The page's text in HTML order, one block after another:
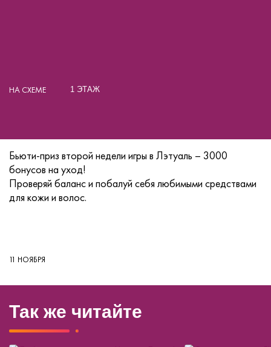
НА СХЕМЕ 1 ЭТАЖ
Бьюти-приз второй недели игры в Лэтуаль – 3000
бонусов на уход!
Проверяй баланс и побалуй себя любимыми средствами
для кожи и волос.
11 НОЯБРЯ
Так же читайте